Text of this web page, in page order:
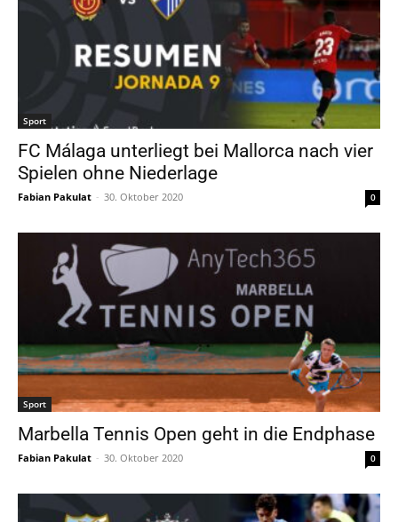
Sport
FC Málaga unterliegt bei Mallorca nach vier
Spielen ohne Niederlage
Fabian Pakulat - 30. Oktober 2020 0
Sport
Marbella Tennis Open geht in die Endphase
Fabian Pakulat - 30. Oktober 2020 0